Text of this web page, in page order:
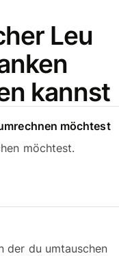
Leu
kannst
möchtest
möchtest.
der du umtauschen